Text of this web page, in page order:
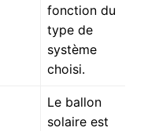
fonction du
type de
système
choisi.
Le ballon
solaire est